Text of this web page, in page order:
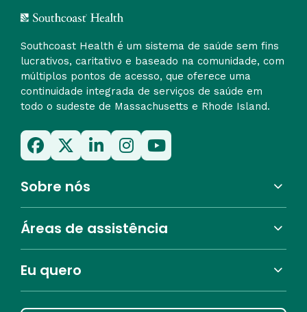
Southcoast Health é um sistema de saúde sem fins
lucrativos, caritativo e baseado na comunidade, com
múltiplos pontos de acesso, que oferece uma
continuidade integrada de serviços de saúde em
todo o sudeste de Massachusetts e Rhode Island.
Sobre nós
Áreas de assistência
Eu quero